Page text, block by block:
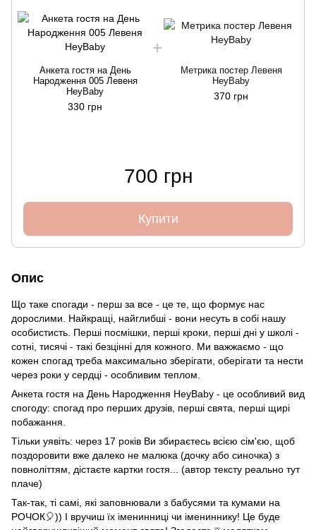
Анкета гостя на День
Народження 005 Левеня
HeyBaby
330 грн
Метрика постер Левеня
HeyBaby
370 грн
700 грн
Купити
Опис
Що таке спогади - перш за все - це те, що формує нас
дорослими. Найкращі, найглибші - вони несуть в собі нашу
особистисть. Перші посмішки, перші кроки, перші дні у школі -
сотні, тисячі - такі безцінні для кожного. Ми важжаємо - що
кожен спогад треба максимально зберігати, оберігати та нести
через роки у сердці - особливим теплом.
Анкета гостя на День Народження HeyBaby - це особливий вид
спогоду: спогад про перших друзів, перші свята, перші щирі
побажання.
Тільки уявіть: через 17 років Ви збираєтесь всією сім'єю, щоб
поздоровити вже далеко не малюка (дочку або синочка) з
повноліттям, дістаєте картки гостя... (автор тексту реально тут
плаче)
Так-так, ті самі, які заповнювали з бабусями та кумами на
РОЧОК🎈)) І вручиш їх іменинниці чи імениннику! Це буде